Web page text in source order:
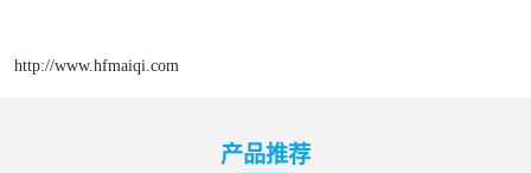
http://www.hfmaiqi.com
产品推荐